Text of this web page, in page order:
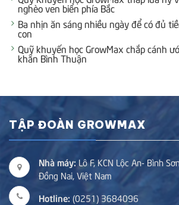
nghèo ven biển phía Bắc
Ba nhịn ăn sáng nhiều ngày để có đủ
con
Quỹ khuyến học GrowMax chắp cánh
khăn Bình Thuận
TẬP ĐOÀN GROWMAX
Nhà máy: Lô F, KCN Lộc An- Bình
Đồng Nai, Việt Nam
Hotline: (0251) 3684096